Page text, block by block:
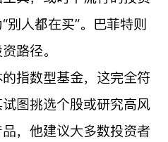
别人都在买”。巴菲特则
路径。
指数型基金，这完全符
图挑选个股或研究高风
，他建议大多数投资者